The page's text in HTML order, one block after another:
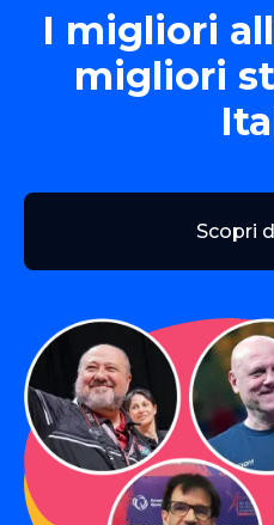
I migliori
migliori
Scopri